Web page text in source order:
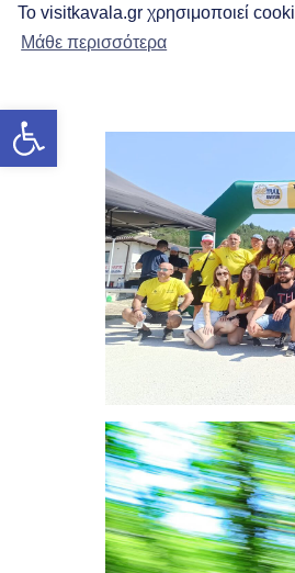
Το visitkavala.gr χρησιμοποιεί
Μάθε περισσότερα
Открыть панель инструментов